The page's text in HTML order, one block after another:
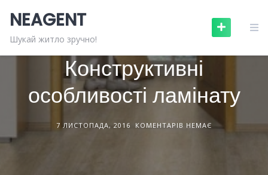
content
NEAGENT
Шукай житло зручно!БУДІВЕЛЬНІ МАТЕРІАЛИ
Конструктивні
особливості ламінату
7 ЛИСТОПАДА, 2016 КОМЕНТАРІВ НЕМАЄ